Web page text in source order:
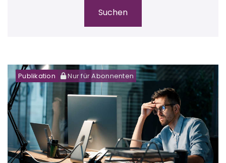
Publikation Nur für Abonnenten